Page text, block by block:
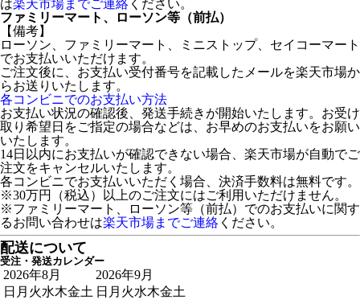
は楽天市場までご連絡 ください。
ファミリーマート、ローソン等（前払）
【備考】
ローソン、ファミリーマート、ミニストップ、セイコーマート
でお支払いいただけます。
ご注文後に、お支払い受付番号を記載したメールを楽天市場か
らお送りいたします。
各コンビニでのお支払い方法
お支払い状況の確認後、発送手続きが開始いたします。お受け
取り希望日をご指定の場合などは、お早めのお支払いをお願い
いたします。
14日以内にお支払いが確認できない場合、楽天市場が自動でご
注文をキャンセルいたします。
各コンビニでお支払いいただく場合、決済手数料は無料です。
※30万円（税込）以上のご注文にはご利用いただけません。
※ファミリーマート、ローソン等（前払）でのお支払いに関す
るお問い合わせは楽天市場までご連絡 ください。
配送について
受注・発送カレンダー
2026年8月
日 月 火水木金土
2026年9月
日 月 火水木金土